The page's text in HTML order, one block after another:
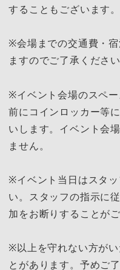
することもございます。
※会場までの交通費・
ますのでご了承ください
※イベント会場のスペ
前にコインロッカー等
いします。イベント会
ません。
※イベント当日はスタ
い。スタッフの指示に
加をお断りすることがご
※以上を守れない方が
とがあります。予めご